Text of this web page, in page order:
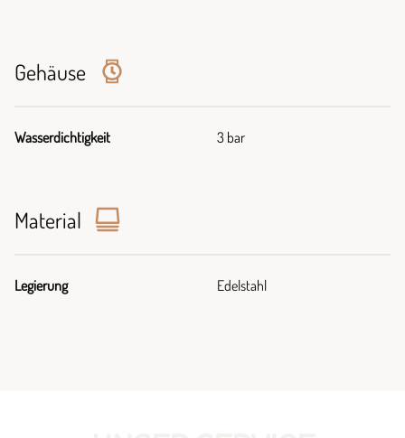
Gehäuse
Wasserdichtigkeit 3 bar
Material
Legierung Edelstahl